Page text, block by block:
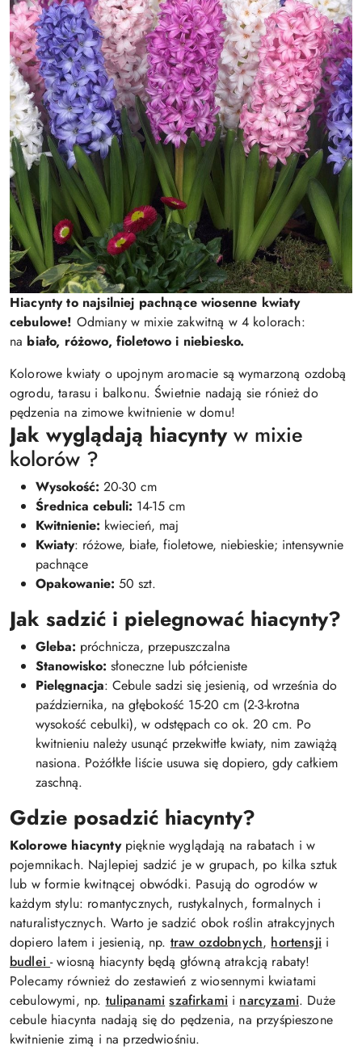
Hiacynty to najsilniej pachnące wiosenne kwiaty
cebulowe! Odmiany w mixie zakwitną w 4 kolorach:
na biało, różowo, fioletowo i niebiesko.
Kolorowe kwiaty o upojnym aromacie są wymarzoną ozdobą
ogrodu, tarasu i balkonu. Świetnie nadają sie rónież do
pędzenia na zimowe kwitnienie w domu!
Jak wyglądają hiacynty w mixie
kolorów ?
Wysokość: 20-30 cm
Średnica cebuli: 14-15 cm
Kwitnienie: kwiecień, maj
Kwiaty: różowe, białe, fioletowe, niebieskie; intensywnie
pachnące
Opakowanie: 50 szt.
Jak sadzić i pielegnować hiacynty?
Gleba: próchnicza, przepuszczalna
Stanowisko: słoneczne lub półcieniste
Pielęgnacja: Cebule sadzi się jesienią, od września do
października, na głębokość 15-20 cm (2-3-krotna
wysokość cebulki), w odstępach co ok. 20 cm. Po
kwitnieniu należy usunąć przekwitłe kwiaty, nim zawiążą
nasiona. Pożółkłe liście usuwa się dopiero, gdy całkiem
zaschną.
Gdzie posadzić hiacynty?
Kolorowe hiacyntypięknie wyglądają na rabatach i w
pojemnikach. Najlepiej sadzić je w grupach, po kilka sztuk
lub w formie kwitnącej obwódki. Pasują do ogrodów w
każdym stylu: romantycznych, rustykalnych, formalnych i
naturalistycznych. Warto je sadzić obok roślin atrakcyjnych
dopiero latem i jesienią, np. traw ozdobnych, hortensjii
budlei- wiosną hiacynty będą główną atrakcją rabaty!
Polecamy również do zestawień z wiosennymi kwiatami
cebulowymi, np. tulipanami szafirkamii narcyzami. Duże
cebule hiacynta nadają się do pędzenia, na przyśpieszone
kwitnienie zimą i na przedwiośniu.